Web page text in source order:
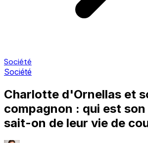
Société
Société
Charlotte d'Ornellas et
compagnon : qui est
sait-on de leur vie de